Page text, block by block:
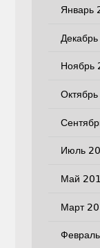
Январь
Ноябрь
Июль
Май
Март